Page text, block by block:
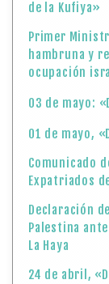
de la Kufiya»
Primer
hambruna y
ocupación
03 de mayo:
01 de mayo,
Comunicado
Expatriados
Declaración
Palestina
La Haya
24 de abril,